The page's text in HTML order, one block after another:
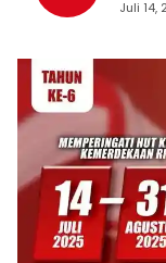
Juli 14,